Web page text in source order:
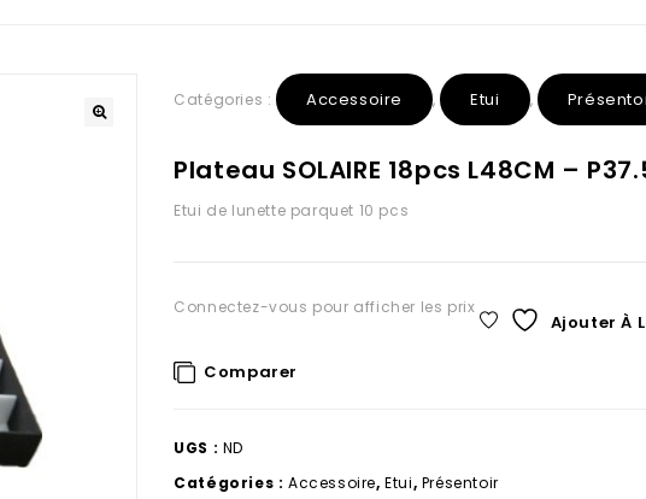
Catégories : Accessoire , Etui ,
Plateau SOLAIRE 18pcs L48CM –
Etui de lunette parquet 10 pcs
Connectez-vous pour afficher les prix
Ajouter À
Comparer
UGS : ND
Catégories : Accessoire,Etui, Présentoir